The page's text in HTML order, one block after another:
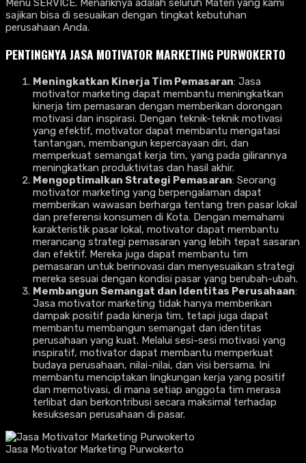
Menu SERVICE. Menariknya adalah seluruh Materi yang kami
sajikan bisa di sesuaikan dengan tingkat kebutuhan
perusahaan Anda.
PENTINGNYAJASA MOTIVATOR MARKETING PURWOKERTO
Meningkatkan Kinerja Tim Pemasaran: Jasa
motivator marketing dapat membantu meningkatkan
kinerja tim pemasaran dengan memberikan dorongan
motivasi dan inspirasi. Dengan teknik-teknik motivasi
yang efektif, motivator dapat membantu mengatasi
tantangan, membangun kepercayaan diri, dan
memperkuat semangat kerja tim, yang pada gilirannya
meningkatkan produktivitas dan hasil akhir.
Mengoptimalkan Strategi Pemasaran: Seorang
motivator marketing yang berpengalaman dapat
memberikan wawasan berharga tentang tren pasar lokal
dan preferensi konsumen di Kota. Dengan memahami
karakteristik pasar lokal, motivator dapat membantu
merancang strategi pemasaran yang lebih tepat sasaran
dan efektif. Mereka juga dapat membantu tim
pemasaran untuk berinovasi dan menyesuaikan strategi
mereka sesuai dengan kondisi pasar yang berubah-ubah.
Membangun Semangat dan Identitas Perusahaan:
Jasa motivator marketing tidak hanya memberikan
dampak positif pada kinerja tim, tetapi juga dapat
membantu membangun semangat dan identitas
perusahaan yang kuat. Melalui sesi-sesi motivasi yang
inspiratif, motivator dapat membantu memperkuat
budaya perusahaan, nilai-nilai, dan visi bersama. Ini
membantu menciptakan lingkungan kerja yang positif
dan memotivasi, di mana setiap anggota tim merasa
terlibat dan berkontribusi secara maksimal terhadap
kesuksesan perusahaan di pasar.
Jasa Motivator Marketing Purwokerto